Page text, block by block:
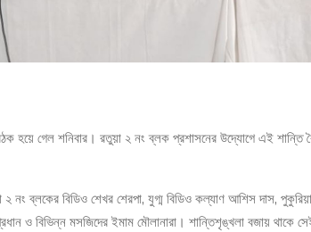
হয়ে গেল শনিবার। রতুয়া ২ নং ব্লক প্রশাসনের উদ্যোগে এই শান্তি
ব্লকের বিডিও শেখর শেরপা, যুগ্ম বিডিও কল্যাণ আশিস দাস,
ও বিভিন্ন মসজিদের ইমাম মৌলানারা। শান্তিশৃঙ্খলা বজায় থাকে